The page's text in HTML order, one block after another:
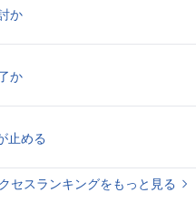
か
か
止める
セスランキングをもっと見る